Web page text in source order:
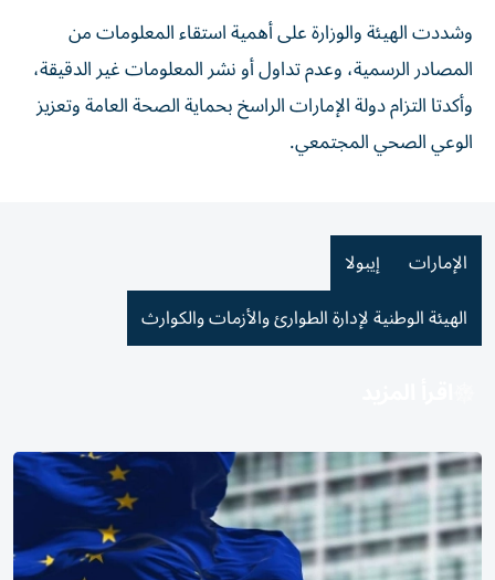
وشددت الهيئة والوزارة على أهمية استقاء المعلومات من
المصادر الرسمية، وعدم تداول أو نشر المعلومات غير الدقيقة،
وأكدتا التزام دولة الإمارات الراسخ بحماية الصحة العامة وتعزيز
الوعي الصحي المجتمعي.
الإمارات
إيبولا
الهيئة الوطنية لإدارة الطوارئ والأزمات والكوارث